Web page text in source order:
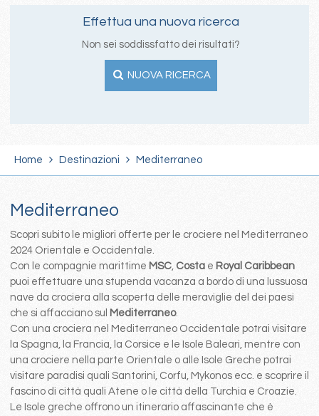
Effettua una nuova ricerca
Non sei soddissfatto dei risultati?
NUOVA RICERCA
Home Destinazioni Mediterraneo
Mediterraneo
Scopri subito le migliori offerte per le crociere nel Mediterraneo
2024 Orientale e Occidentale.
Con le compagnie marittime MSC, Costa e Royal Caribbean
puoi effettuare una stupenda vacanza a bordo di una lussuosa
nave da crociera alla scoperta delle meraviglie del dei paesi
che si affacciano sul Mediterraneo.
Con una crociera nel Mediterraneo Occidentale potrai visitare
la Spagna, la Francia, la Corsice e le Isole Baleari, mentre con
una crociere nella parte Orientale o alle Isole Greche potrai
visitare paradisi quali Santorini, Corfu, Mykonos ecc. e scoprire il
fascino di città quali Atene o le città della Turchia e Croazie.
Le Isole greche offrono un itinerario affascinante che è